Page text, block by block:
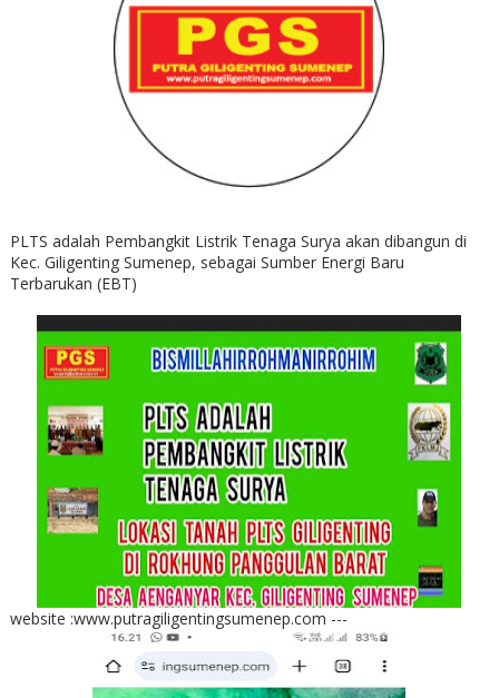
PLTS adalah Pembangkit Listrik Tenaga Surya akan dibangun di
Kec. Giligenting Sumenep, sebagai Sumber Energi Baru
Terbarukan (EBT)
website :www.putragiligentingsumenep.com ---